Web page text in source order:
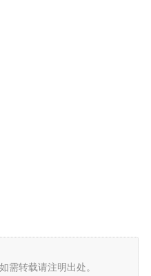
需转载请注明出处。